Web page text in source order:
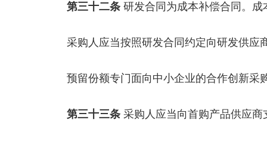
第三十二条 研发合同为成本补偿合同。
采购人应当按照研发合同约定向研发供应
预留份额专门面向中小企业的合作创新采
第三十三条 采购人应当向首购产品供应